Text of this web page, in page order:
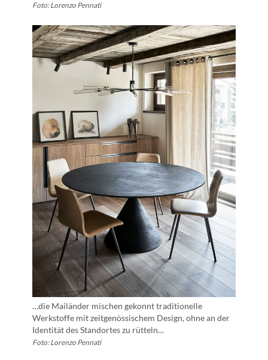
Foto: Lorenzo Pennati
…die Mailänder mischen gekonnt traditionelle
Werkstoffe mit zeitgenössischem Design, ohne an der
Identität des Standortes zu rütteln…
Foto: Lorenzo Pennati